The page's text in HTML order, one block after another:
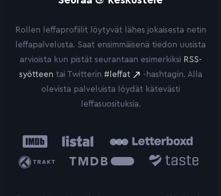
Rollen leffaprofiilit löytyvät lähes jokaisesta netin
leffapalvelusta. Saat ensimmäisenä tiedon uusista
arvioista kun pistät seurantaan esimerkiksi RSS-
syötteen tai Twitterin #leffat
-hashtagin. Alla
olevista palveluista löydät kätevästi
leffasuosituksia.
IMDb Listal
Trakt